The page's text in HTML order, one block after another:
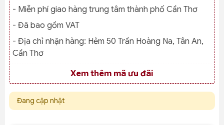
- Miễn phí giao hàng trung tâm thành phố Cần Thơ
- Đã bao gồm VAT
- Địa chỉ nhận hàng: Hẻm 50 Trần Hoàng Na, Tân An,
Cần Thơ
Xem thêm mã ưu đãi
Đang cập nhật